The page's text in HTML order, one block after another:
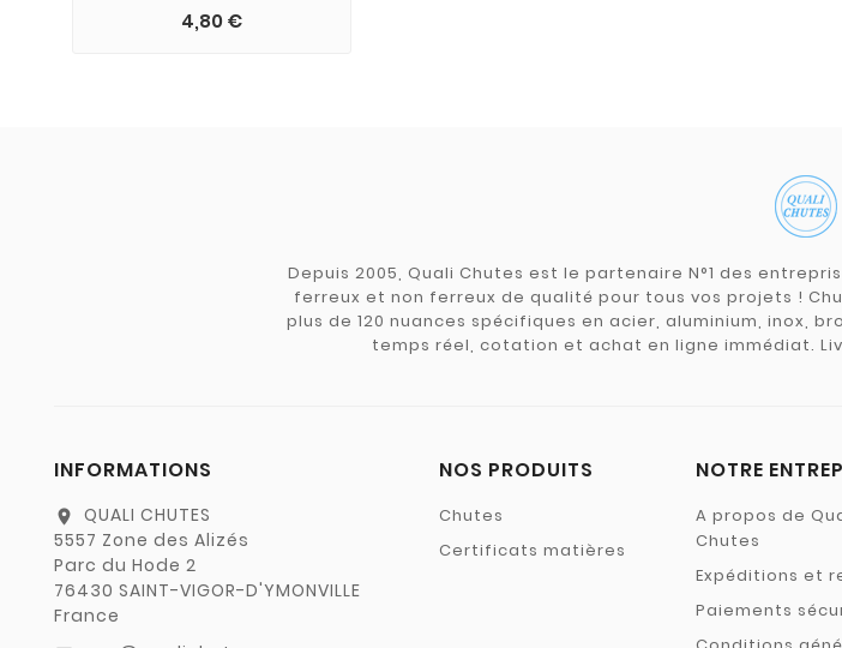
4,80 €
Depuis 2005, Quali Chutes est le partenaire N°1 des
ferreux et non ferreux de qualité pour tous vos projets !
plus de 120 nuances spécifiques en acier, aluminium, inox,
temps réel, cotation et achat en ligne immédiat.
INFORMATIONS
location_on
QUALI CHUTES
5557 Zone des Alizés
Parc du Hode 2
76430 SAINT-VIGOR-D'YMONVILLE
France
NOS PRODUITS
Chutes
Certificats matières
NOTRE
A propos de
Chutes
Expéditions et
Paiements